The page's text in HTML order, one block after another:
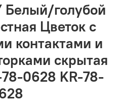
Белый/голубой
Цветок с
контактами и
скрытая
78-0628 KR-78-